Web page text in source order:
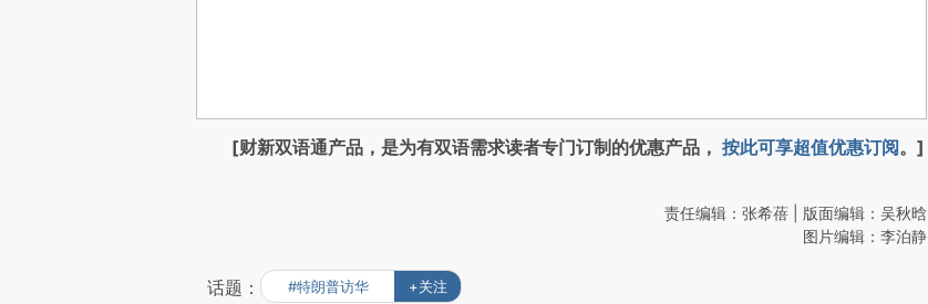
[财新双语通产品，是为有双语需求读者专门订制的优惠产品， 按此可享超值优惠订阅。]
责任编辑：张希蓓 | 版面编辑：吴秋晗
图片编辑：李泊静
话题： #特朗普访华 +关注